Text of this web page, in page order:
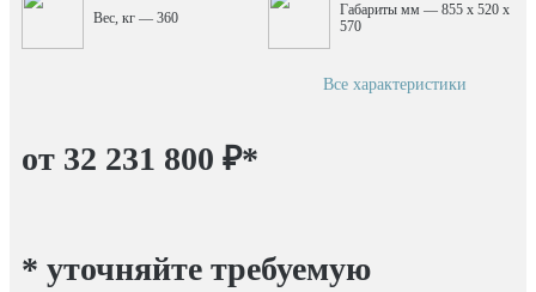
Вес, кг — 360
Габариты мм — 855 x 520 x
570
Все характеристики
от 32 231 800 ₽*
* уточняйте требуемую